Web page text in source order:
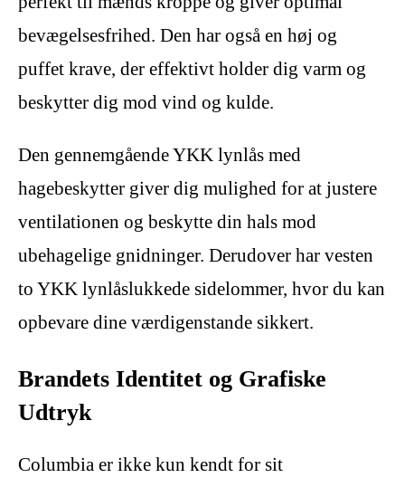
bevægelsesfrihed. Den har også en høj og
puffet krave, der effektivt holder dig varm og
beskytter dig mod vind og kulde.
Den gennemgående YKK lynlås med
hagebeskytter giver dig mulighed for at justere
ventilationen og beskytte din hals mod
ubehagelige gnidninger. Derudover har vesten
to YKK lynlåslukkede sidelommer, hvor du kan
opbevare dine værdigenstande sikkert.
Brandets Identitet og Grafiske
Udtryk
Columbia er ikke kun kendt for sit